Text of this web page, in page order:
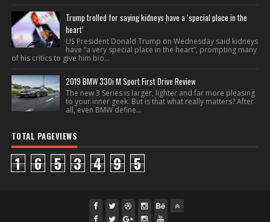
Trump trolled for saying kidneys have a ‘special place in the
heart’
US President Donald Trump on Wednesday said kidneys
have “a very special place in the heart”, prompting many
of his critics to give him bio...
2019 BMW 330i M Sport First Drive Review
The new 3 Series is larger, lighter and far more pleasing
to your inner geek. But is that what really matters? After
all, even BMW define...
TOTAL PAGEVIEWS
1 6 5 3 4 9 5